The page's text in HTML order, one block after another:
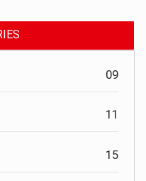
09
11
15